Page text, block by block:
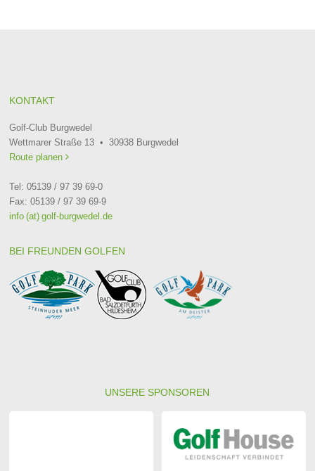
KONTAKT
Golf-Club Burgwedel
Wettmarer Straße 13 • 30938 Burgwedel
Route planen
Tel: 05139 / 97 39 69-0
Fax: 05139 / 97 39 69-9
info (at) golf-burgwedel.de
BEI FREUNDEN GOLFEN
UNSERE SPONSOREN